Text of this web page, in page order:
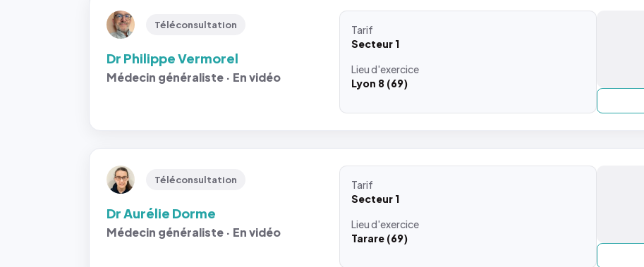
Téléconsultation
Dr Philippe Vermorel
Médecin généraliste · En vidéo
Tarif
Secteur 1
Lieud'exercice
Lyon 8 (69)
Téléconsultation
Dr Aurélie Dorme
Médecin généraliste · En vidéo
Tarif
Secteur 1
Lieud'exercice
Tarare (69)